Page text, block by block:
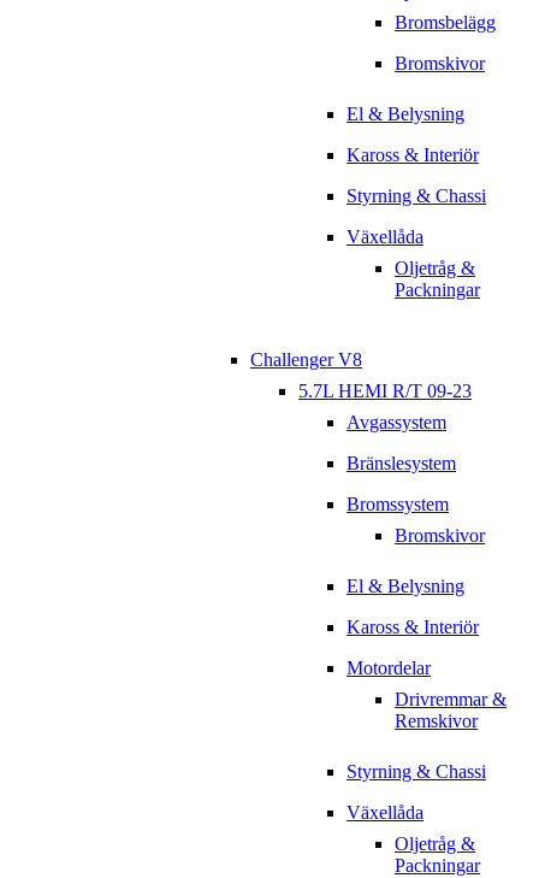
Bromsbelägg
Bromskivor
El & Belysning
Kaross & Interiör
Styrning & Chassi
Växellåda
Oljetråg &
Packningar
Challenger V8
5.7L HEMI R/T 09-23
Avgassystem
Bränslesystem
Bromssystem
Bromskivor
El & Belysning
Kaross & Interiör
Motordelar
Drivremmar &
Remskivor
Styrning & Chassi
Växellåda
Oljetråg &
Packningar